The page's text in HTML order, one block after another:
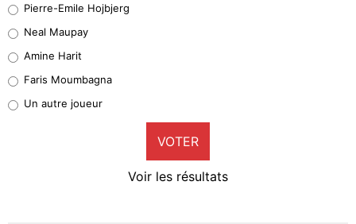
5%
1%
9%
Pierre-Emile Hojbjerg
Neal Maupay
Amine Harit
Faris Moumbagna
Un autre joueur
VOTER
Voir les résultats